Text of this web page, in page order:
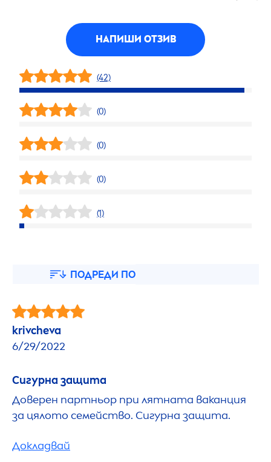
НАПИШИ ОТЗИВ
(42)
(0)
(0)
(0)
(1)
ПОДРЕДИ ПО
krivcheva
6/29/2022
Сигурна защита
Доверен партньор при лятната ваканция
за цялото семейство. Сигурна защита.
Докладвай